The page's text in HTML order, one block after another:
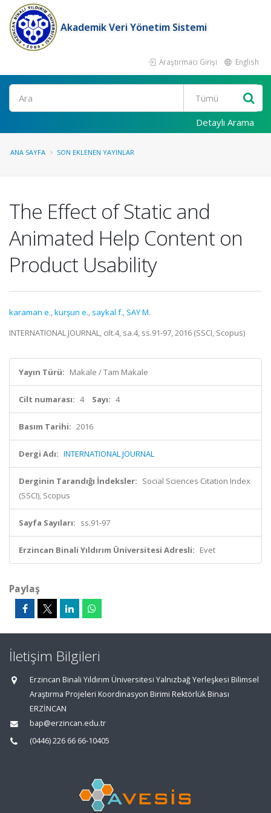
Akademik Veri Yönetim Sistemi
Araştırmacı Girişi English
Ara
Detaylı Arama
ANA SAYFA SON EKLENEN YAYINLAR
The Effect of Static and
Animated Help Content on
Product Usability
karaman e.,kurşun e., saykal f., SAY M.
INTERNATIONAL JOURNAL, cilt.4, sa.4, ss.91-97, 2016 (SSCI, Scopus)
Yayın Türü: Makale / Tam Makale
Cilt numarası: 4 Sayı: 4
Basım Tarihi: 2016
Dergi Adı: INTERNATIONAL JOURNAL
Derginin Tarandığı İndeksler: Social Sciences Citation Index
(SSCI), Scopus
Sayfa Sayıları: ss.91-97
Erzincan Binali Yıldırım Üniversitesi Adresli: Evet
Paylaş
İletişim Bilgileri
Erzincan Binali Yıldırım Üniversitesi Yalnızbağ Yerleşkesi Bilimsel
Araştırma Projeleri Koordinasyon Birimi Rektörlük Binası
ERZİNCAN
bap@erzincan.edu.tr
(0446) 226 66 66-10405